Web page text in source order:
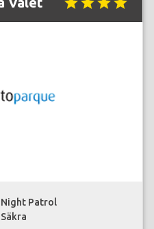
Night Patrol
Säkra